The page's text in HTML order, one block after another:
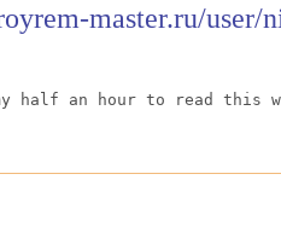
master.ru/user/
half an hour to read